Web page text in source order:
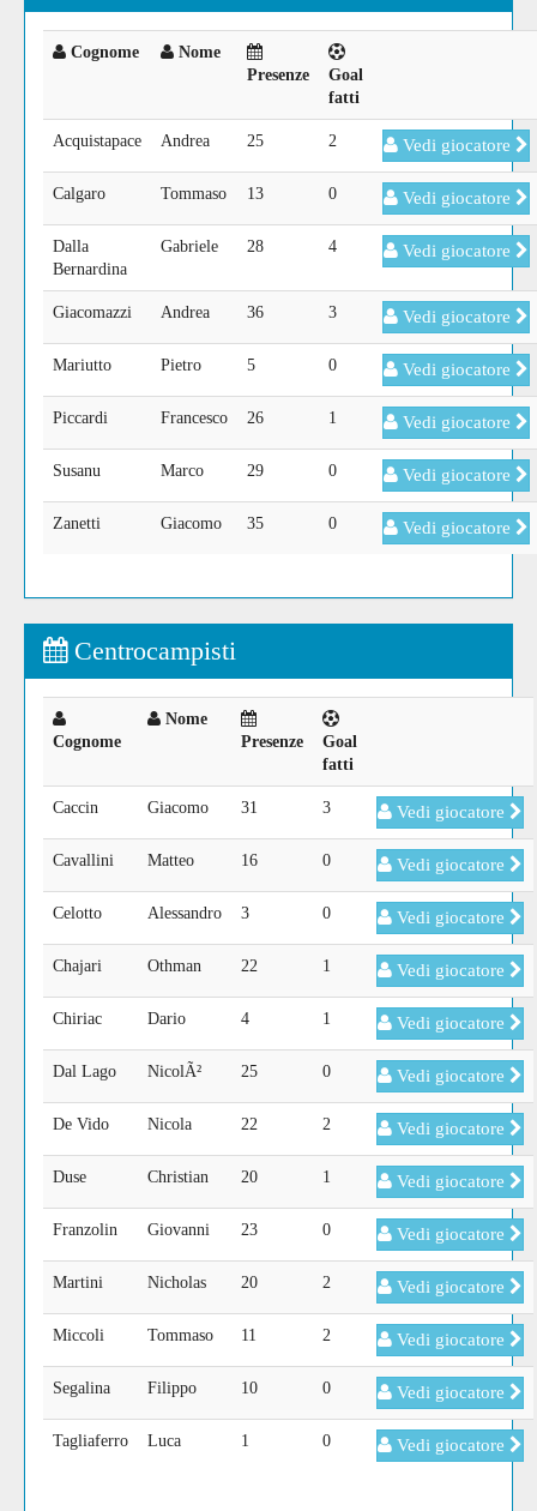
Cognome
Nome
Presenze
Goal
fatti
Acquistapace Andrea 25 2 Vedi giocatore
Calgaro Tommaso 13 0 Vedi giocatore
Dalla
Bernardina
Gabriele 28 4 Vedi giocatore
Giacomazzi Andrea 36 3 Vedi giocatore
Mariutto Pietro 5 0 Vedi giocatore
Piccardi Francesco 26 1 Vedi giocatore
Susanu Marco 29 0 Vedi giocatore
Zanetti Giacomo 35 0 Vedi giocatore
Centrocampisti
Cognome
Nome
Presenze
Goal
fatti
Caccin Giacomo 31 3 Vedi giocatore
Cavallini Matteo 16 0 Vedi giocatore
Celotto Alessandro 3 0 Vedi giocatore
Chajari Othman 22 1 Vedi giocatore
Chiriac Dario 4 1 Vedi giocatore
Dal Lago NicolÃ² 25 0 Vedi giocatore
De Vido Nicola 22 2 Vedi giocatore
Duse Christian 20 1 Vedi giocatore
Franzolin Giovanni 23 0 Vedi giocatore
Martini Nicholas 20 2 Vedi giocatore
Miccoli Tommaso 11 2 Vedi giocatore
Segalina Filippo 10 0 Vedi giocatore
Tagliaferro Luca 1 0 Vedi giocatore